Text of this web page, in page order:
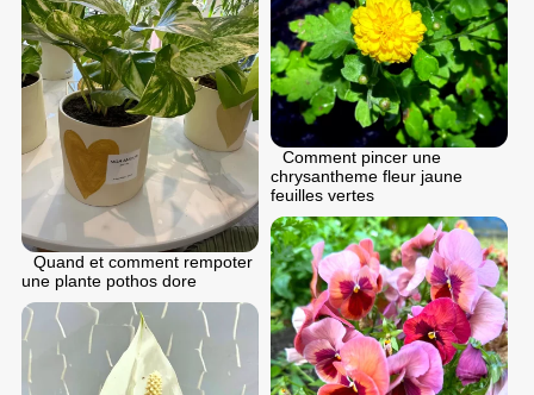
Comment pincer une
chrysantheme fleur jaune
feuilles vertes
Quand et comment rempoter
une plante pothos dore